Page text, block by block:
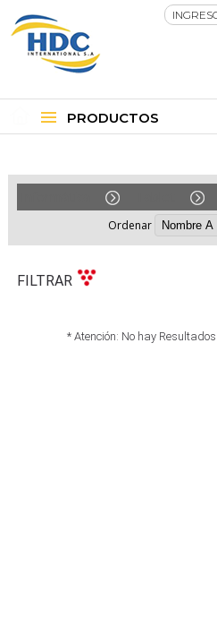
PRODUCTOS
Ordenar
FILTRAR
* Atención: No hay